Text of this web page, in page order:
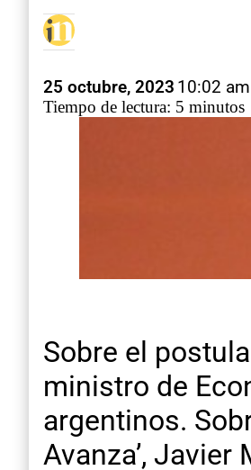
25 octubre, 2023 10:02 am
Tiempo de lectura: 5 minutos
Sobre el
ministro de
argentinos.
Avanza’,